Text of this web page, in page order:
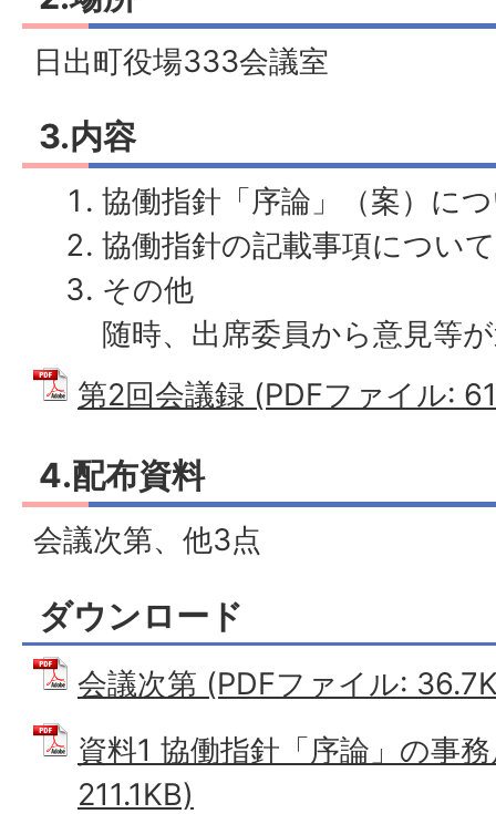
日出町役場333会議室
3.内容
協働指針「序論」（案）に
協働指針の記載事項につい
その他
随時、出席委員から意見等
第2回会議録 (PDFファイル:
4.配布資料
会議次第、他3点
ダウンロード
会議次第 (PDFファイル:
資料1 協働指針「序論」の事
211.1KB)